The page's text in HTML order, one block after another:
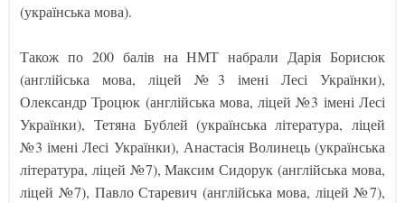
(українська мова).
Також по 200 балів на НМТ набрали Дарія Борисюк
(англійська мова, ліцей №3 імені Лесі Українки),
Олександр Троцюк (англійська мова, ліцей №3 імені Лесі
Українки), Тетяна Бублей (українська література, ліцей
№3 імені Лесі Українки), Анастасія Волинець (українська
література, ліцей №7), Максим Сидорук (англійська мова,
ліцей №7), Павло Старевич (англійська мова, ліцей №7),